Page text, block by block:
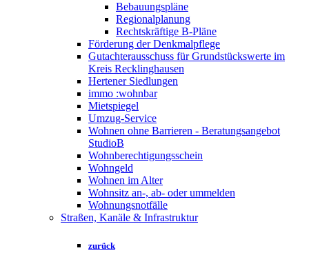
Bebauungspläne
Regionalplanung
Rechtskräftige B-Pläne
Förderung der Denkmalpflege
Gutachterausschuss für Grundstückswerte im
Kreis Recklinghausen
Hertener Siedlungen
immo :wohnbar
Mietspiegel
Umzug-Service
Wohnen ohne Barrieren - Beratungsangebot
StudioB
Wohnberechtigungsschein
Wohngeld
Wohnen im Alter
Wohnsitz an-, ab- oder ummelden
Wohnungsnotfälle
Straßen, Kanäle & Infrastruktur
zurück